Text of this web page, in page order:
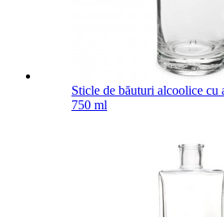
Sticle de băuturi alcoolice cu
750 ml